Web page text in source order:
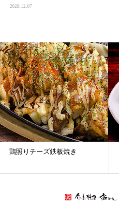
2020.12.07
鶏照りチーズ鉄板焼き